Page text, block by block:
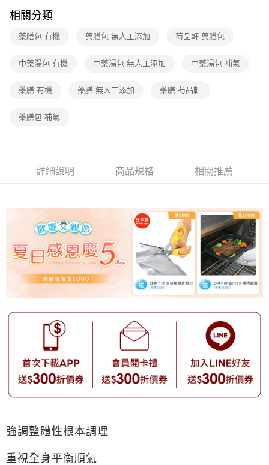
由本公司與您本人進行分期帳單所需資料之確認、核對及更正。
相關分類
藥膳包 有機 藥膳包 無人工添加 芍品軒 藥膳包
中藥湯包 有機 中藥湯包 無人工添加 中藥湯包 補氣
藥膳 有機 藥膳 無人工添加 藥膳 芍品軒
藥膳包 補氣
詳細說明 商品規格 相關推薦
強調整體性根本調理
重視全身平衡順氣